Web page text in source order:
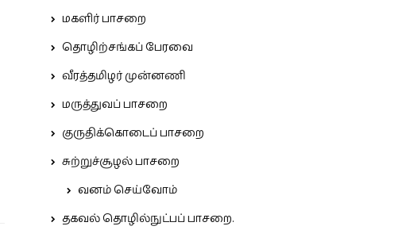
மகளிர் பாசறை
தொழிற்சங்கப் பேரவை
வீரத்தமிழர் முன்னணி
மருத்துவப் பாசறை
குருதிக்கொடைப் பாசறை
சுற்றுச்சூழல் பாசறை
வனம் செய்வோம்
தகவல் தொழில்நுட்பப் பாசறை.